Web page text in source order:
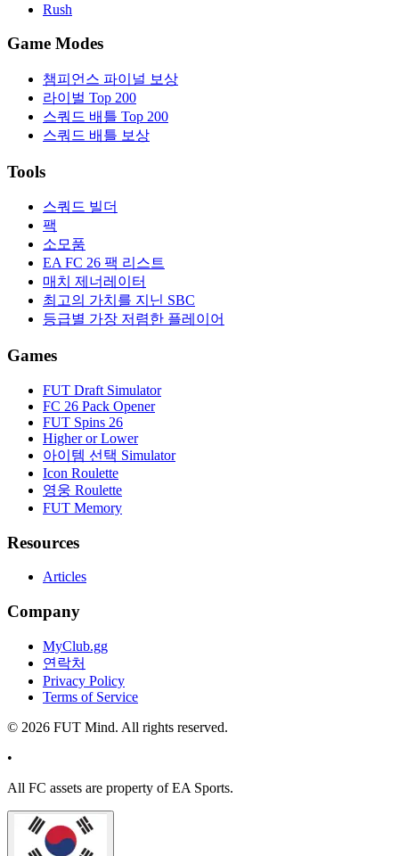
Rush
Game Modes
챔피언스 파이널 보상
라이벌 Top 200
스쿼드 배틀 Top 200
스쿼드 배틀 보상
Tools
스쿼드 빌더
팩
소모품
EA FC 26 팩 리스트
매치 제너레이터
최고의 가치를 지닌 SBC
등급별 가장 저렴한 플레이어
Games
FUT Draft Simulator
FC 26 Pack Opener
FUT Spins 26
Higher or Lower
아이템 선택 Simulator
Icon Roulette
영웅 Roulette
FUT Memory
Resources
Articles
Company
MyClub.gg
연락처
Privacy Policy
Terms of Service
© 2026 FUT Mind. All rights reserved.
•
All FC assets are property of EA Sports.